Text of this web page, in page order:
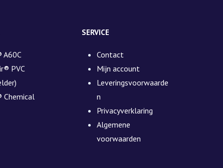
A60C
PVC
Chemical
SERVICE
Contact
Mijn account
Leveringsvoorwaarde
n
Privacyverklaring
Algemene
voorwaarden